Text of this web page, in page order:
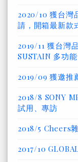
2020/10 獲台灣
請，開箱最新款
2019/11 獲台灣
SUSTAIN 多功
2019/09 獲邀推
2018/8 SONY
試用、專訪
2018/5 Cheers
2017/10